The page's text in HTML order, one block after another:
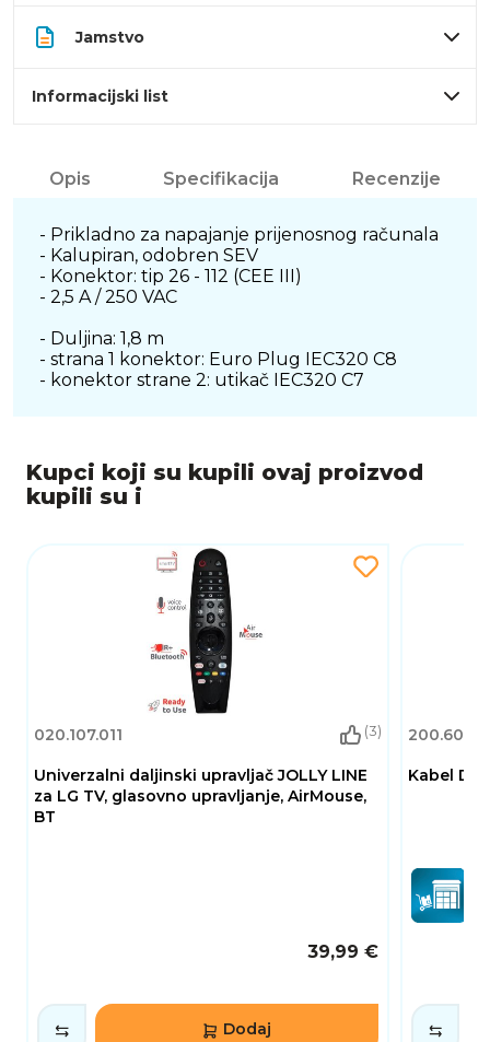
Jamstvo
Informacijski list
Opis Specifikacija Recenzije
- Prikladno za napajanje prijenosnog računala
- Kalupiran, odobren SEV
- Konektor: tip 26 - 112 (CEE III)
- 2,5 A / 250 VAC
- Duljina: 1,8 m
- strana 1 konektor: Euro Plug IEC320 C8
- konektor strane 2: utikač IEC320 C7
Kupci koji su kupili ovaj proizvod
kupili su i
020.107.011 (3)
Univerzalni daljinski upravljač JOLLY LINE
za LG TV, glasovno upravljanje, AirMouse,
BT
39,99 €
Dodaj
Kabel